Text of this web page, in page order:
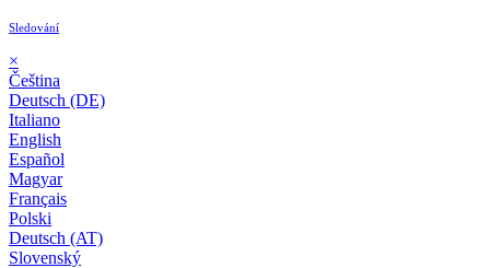
Sledování
×
Čeština
Deutsch (DE)
Italiano
English
Español
Magyar
Français
Polski
Deutsch (AT)
Slovenský